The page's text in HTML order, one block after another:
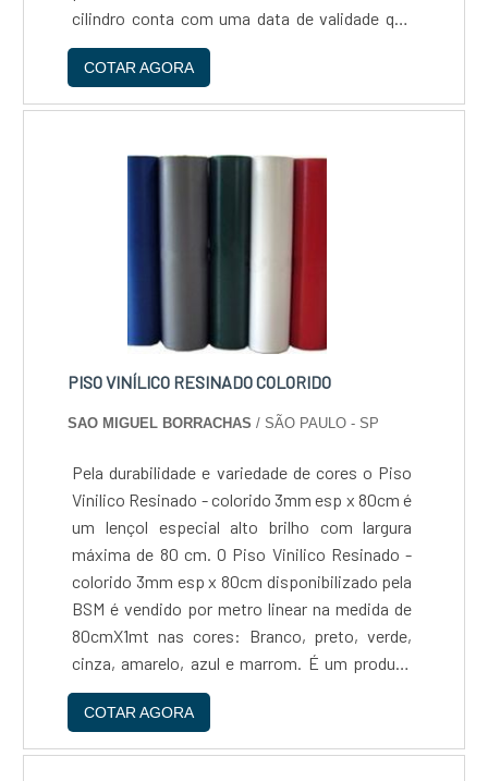
serviços, o que significa que você pode contar
com a empresa para resolver qualquer
problema que possa surgir. Não hesite em
escolher a Reaton para cuidar do tratamento
cilindro conta com uma data de validade que
deve ser respeitada integralmente.
Qualificações importantes do produto
Durabilidade, Resistência....
COTAR AGORA
PISO VINÍLICO RESINADO COLORIDO
SAO MIGUEL BORRACHAS / SÃO PAULO - SP
Pela durabilidade e variedade de cores o Piso
Vinilico Resinado - colorido 3mm esp x 80cm é
um lençol especial alto brilho com largura
máxima de 80 cm. O Piso Vinilico Resinado -
colorido 3mm esp x 80cm disponibilizado pela
BSM é vendido por metro linear na medida de
80cmX1mt nas cores: Branco, preto, verde,
cinza, amarelo, azul e marrom. É um produto
de fácil instalação, podendo ser aplicado
diretamente sobre o contra piso que deve
estar liso....
COTAR AGORA